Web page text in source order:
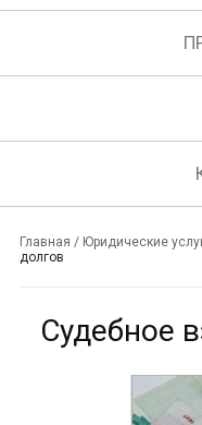
Главная / Юридические
долгов
Судебное